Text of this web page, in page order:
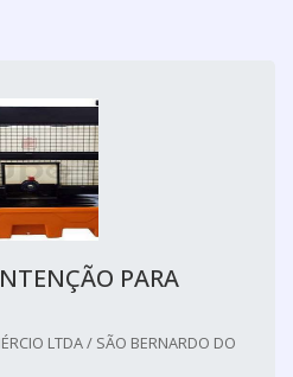
PARA
LTDA / SÃO BERNARDO DO